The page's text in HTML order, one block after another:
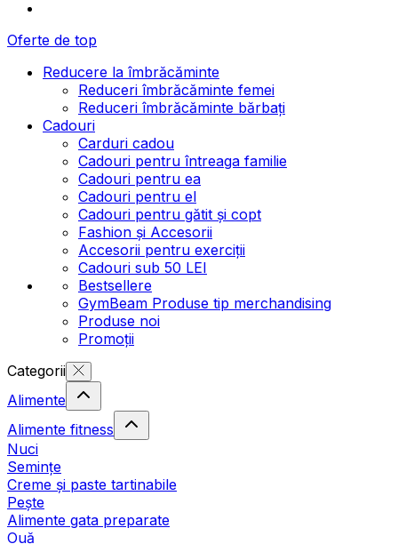
Oferte de top
Reducere la îmbrăcăminte
Reduceri îmbrăcăminte femei
Reduceri îmbrăcăminte bărbați
Cadouri
Carduri cadou
Cadouri pentru întreaga familie
Cadouri pentru ea
Cadouri pentru el
Cadouri pentru gătit și copt
Fashion și Accesorii
Accesorii pentru exerciții
Cadouri sub 50 LEI
Bestsellere
GymBeam Produse tip merchandising
Produse noi
Promoții
Categorii
Alimente
Alimente fitness
Nuci
Semințe
Creme și paste tartinabile
Pește
Alimente gata preparate
Ouă